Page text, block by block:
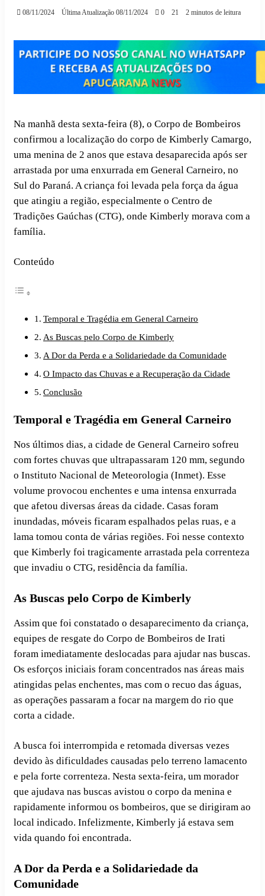
08/11/2024 Última Atualização 08/11/2024 0 21 2 minutos de leitura
Na manhã desta sexta-feira (8), o Corpo de Bombeiros
confirmou a localização do corpo de Kimberly Camargo,
uma menina de 2 anos que estava desaparecida após ser
arrastada por uma enxurrada em General Carneiro, no
Sul do Paraná. A criança foi levada pela força da água
que atingiu a região, especialmente o Centro de
Tradições Gaúchas (CTG), onde Kimberly morava com a
família.
Conteúdo
Temporal e Tragédia em General Carneiro
As Buscas pelo Corpo de Kimberly
A Dor da Perda e a Solidariedade da Comunidade
O Impacto das Chuvas e a Recuperação da Cidade
Conclusão
Temporal e Tragédia em General Carneiro
Nos últimos dias, a cidade de General Carneiro sofreu
com fortes chuvas que ultrapassaram 120 mm, segundo
o Instituto Nacional de Meteorologia (Inmet). Esse
volume provocou enchentes e uma intensa enxurrada
que afetou diversas áreas da cidade. Casas foram
inundadas, móveis ficaram espalhados pelas ruas, e a
lama tomou conta de várias regiões. Foi nesse contexto
que Kimberly foi tragicamente arrastada pela correnteza
que invadiu o CTG, residência da família.
As Buscas pelo Corpo de Kimberly
Assim que foi constatado o desaparecimento da criança,
equipes de resgate do Corpo de Bombeiros de Irati
foram imediatamente deslocadas para ajudar nas buscas.
Os esforços iniciais foram concentrados nas áreas mais
atingidas pelas enchentes, mas com o recuo das águas,
as operações passaram a focar na margem do rio que
corta a cidade.
A busca foi interrompida e retomada diversas vezes
devido às dificuldades causadas pelo terreno lamacento
e pela forte correnteza. Nesta sexta-feira, um morador
que ajudava nas buscas avistou o corpo da menina e
rapidamente informou os bombeiros, que se dirigiram ao
local indicado. Infelizmente, Kimberly já estava sem
vida quando foi encontrada.
A Dor da Perda e a Solidariedade da
Comunidade